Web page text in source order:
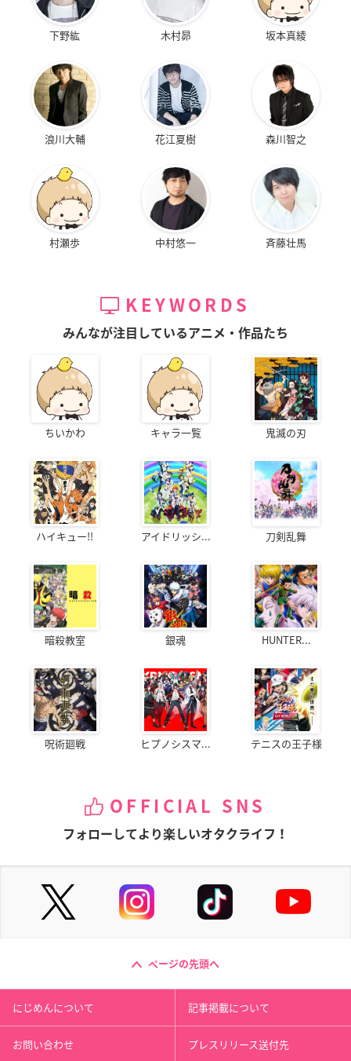
下野紘 木村昴 坂本真綾
浪川大輔 花江夏樹 森川智之
村瀬歩 中村悠一 斉藤壮馬
KEYWORDS
みんなが注目しているアニメ・作品たち
ちいかわ キャラ一覧 鬼滅の刃
ハイキュー!! アイドリッシ... 刀剣乱舞
暗殺教室 銀魂 HUNTER...
呪術廻戦 ヒプノシスマ... テニスの王子様
OFFICIAL SNS
フォローしてより楽しいオタクライフ！
ページの先頭へ
にじめんについて 記事掲載について
お問い合わせ プレスリリース送付先